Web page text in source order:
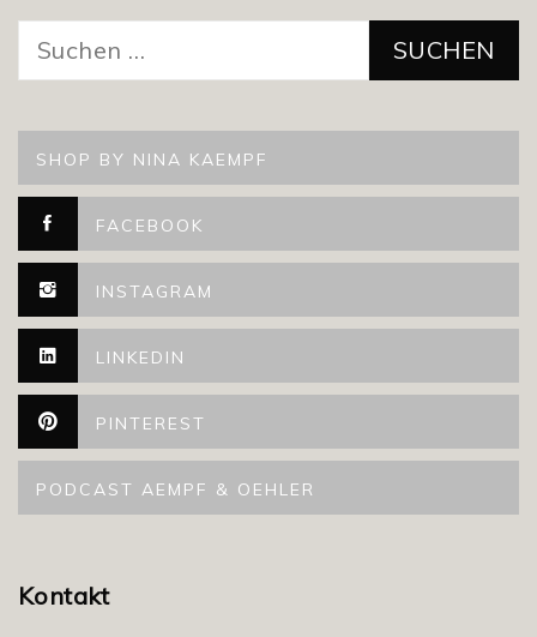
nach:
SHOP BY NINA KAEMPF
FACEBOOK
INSTAGRAM
LINKEDIN
PINTEREST
PODCAST AEMPF & OEHLER
Kontakt